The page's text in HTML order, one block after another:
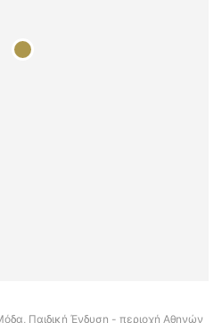
Παιδική Ένδυση - περιοχή Αθηνών